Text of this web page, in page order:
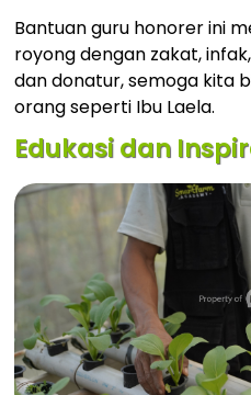
Bantuan guru honorer ini
royong dengan zakat,
dan donatur, semoga kita
orang seperti Ibu Laela.
Edukasi dan